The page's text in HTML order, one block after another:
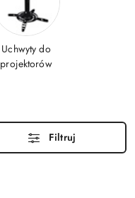
Uchwyty do
projektorów
Filtruj